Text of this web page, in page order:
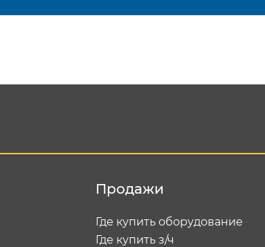
Продажи
Где купить оборудование
Где купить з/ч